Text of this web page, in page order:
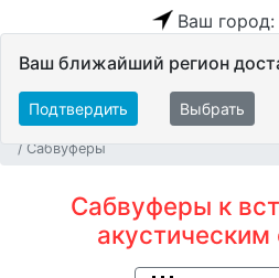
Ваш город:
Ваш ближайший регион
Подтвердить Выбрать
Сабвуферы
Сабвуферы к